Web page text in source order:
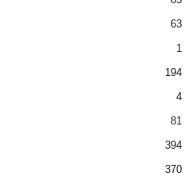
63
1
194
4
81
394
370